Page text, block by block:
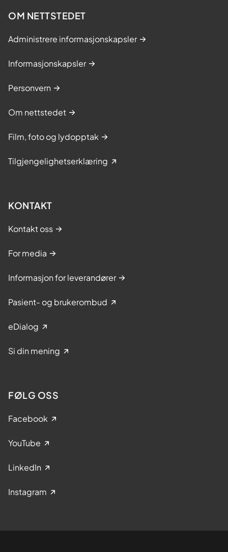
OM NETTSTEDET
Administrere informasjonskapsler
Informasjonskapsler
Personvern
Om nettstedet
Film, foto og lydopptak
Tilgjengelighetserklæring
KONTAKT
Kontakt oss
For media
Informasjon for leverandører
Pasient- og brukerombud
eDialog
Si din mening
FØLG OSS
Facebook
YouTube
LinkedIn
Instagram